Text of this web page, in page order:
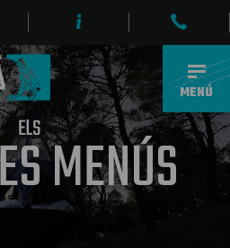
MENÚ
ELS MENÚS